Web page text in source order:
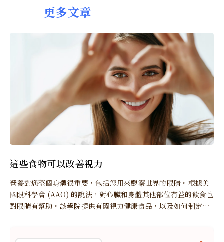
更多文章
這些食物可以改善視力
營養對您整個身體很重要，包括您用來觀察世界的眼睛。根據美
國眼科學會 (AAO) 的說法，對心臟和身體其他部位有益的飲食也
對眼睛有幫助。該學院提供有關視力健康食品，以及如何制定富